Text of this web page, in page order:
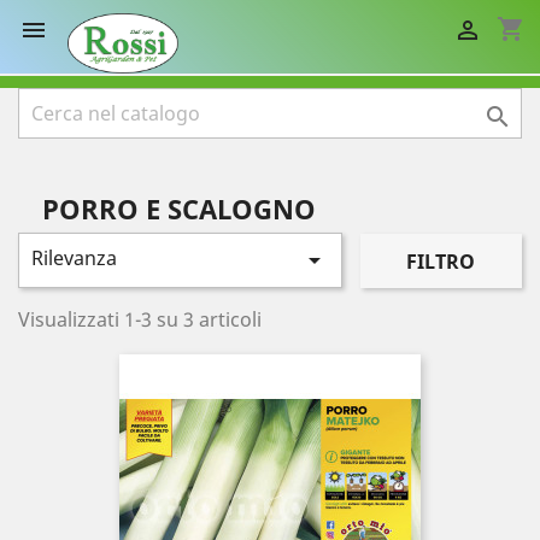
 shopping_cart


PORRO E SCALOGNO
Rilevanza  FILTRO
Visualizzati 1-3 su 3 articoli